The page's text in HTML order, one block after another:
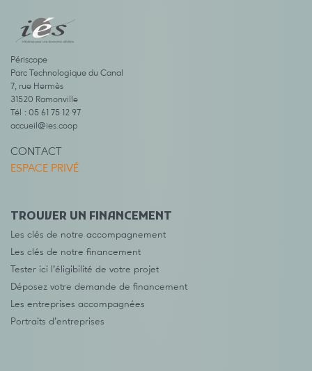
Périscope
Parc Technologique du Canal
7, rue Hermès
31520 Ramonville
Tél : 05 61 75 12 97
accueil@ies.coop
CONTACT
ESPACE PRIVÉ
TROUVER UN FINANCEMENT
Les clés de notre accompagnement
Les clés de notre financement
Tester ici l’éligibilité de votre projet
Déposez votre demande de financement
Les entreprises accompagnées
Portraits d’entreprises